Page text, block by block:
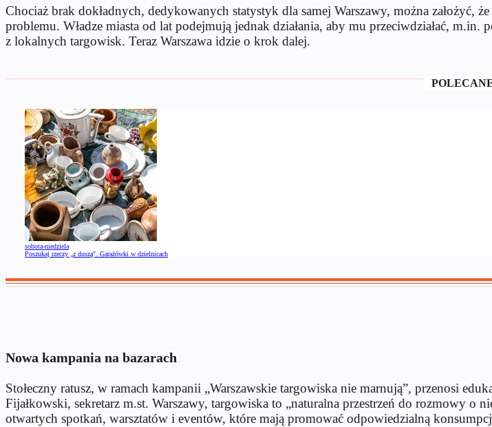
Chociaż brak dokładnych, dedykowanych statystyk dla samej Warszawy, można założyć,
problemu. Władze miasta od lat podejmują jednak działania, aby mu przeciwdziałać,
z lokalnych targowisk. Teraz Warszawa idzie o krok dalej.
sobota-niedziela
Poszukaj rzeczy „z duszą". Garażówki w dzielnicach
Nowa kampania na bazarach
Stołeczny ratusz, w ramach kampanii „Warszawskie targowiska nie marnują”, przenosi
Fijałkowski, sekretarz m.st. Warszawy, targowiska to „naturalna przestrzeń do rozmowy o
otwartych spotkań, warsztatów i eventów, które mają promować odpowiedzialną